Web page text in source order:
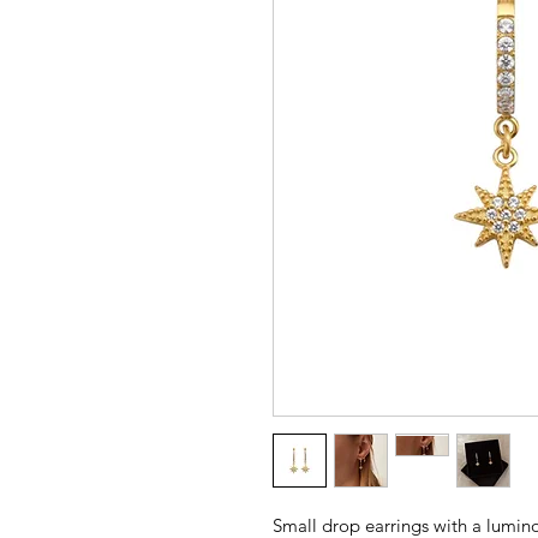
Small drop earrings with a